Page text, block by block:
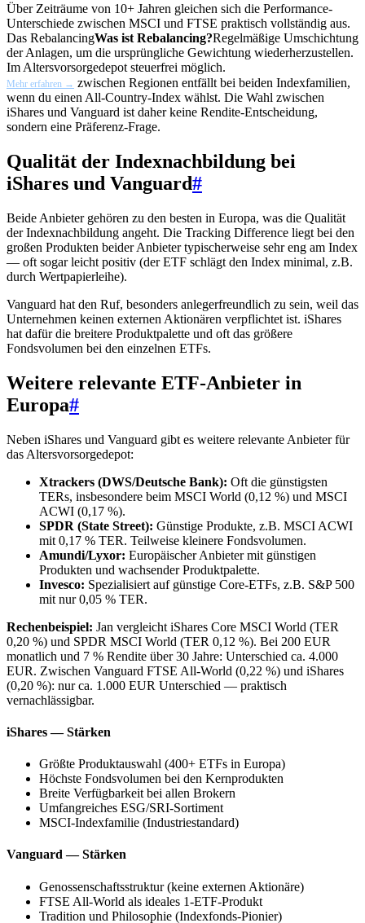
Über Zeiträume von 10+ Jahren gleichen sich die Performance-
Unterschiede zwischen MSCI und FTSE praktisch vollständig aus.
Das RebalancingWas ist Rebalancing?Regelmäßige Umschichtung
der Anlagen, um die ursprüngliche Gewichtung wiederherzustellen.
Im Altersvorsorgedepot steuerfrei möglich.
Mehr erfahren → zwischen Regionen entfällt bei beiden Indexfamilien,
wenn du einen All-Country-Index wählst. Die Wahl zwischen
iShares und Vanguard ist daher keine Rendite-Entscheidung,
sondern eine Präferenz-Frage.
Qualität der Indexnachbildung bei
iShares und Vanguard#
Beide Anbieter gehören zu den besten in Europa, was die Qualität
der Indexnachbildung angeht. Die Tracking Difference liegt bei den
großen Produkten beider Anbieter typischerweise sehr eng am Index
— oft sogar leicht positiv (der ETF schlägt den Index minimal, z.B.
durch Wertpapierleihe).
Vanguard hat den Ruf, besonders anlegerfreundlich zu sein, weil das
Unternehmen keinen externen Aktionären verpflichtet ist. iShares
hat dafür die breitere Produktpalette und oft das größere
Fondsvolumen bei den einzelnen ETFs.
Weitere relevante ETF-Anbieter in
Europa#
Neben iShares und Vanguard gibt es weitere relevante Anbieter für
das Altersvorsorgedepot:
Xtrackers (DWS/Deutsche Bank): Oft die günstigsten
TERs, insbesondere beim MSCI World (0,12 %) und MSCI
ACWI (0,17 %).
SPDR (State Street): Günstige Produkte, z.B. MSCI ACWI
mit 0,17 % TER. Teilweise kleinere Fondsvolumen.
Amundi/Lyxor: Europäischer Anbieter mit günstigen
Produkten und wachsender Produktpalette.
Invesco: Spezialisiert auf günstige Core-ETFs, z.B. S&P 500
mit nur 0,05 % TER.
Rechenbeispiel: Jan vergleicht iShares Core MSCI World (TER
0,20 %) und SPDR MSCI World (TER 0,12 %). Bei 200 EUR
monatlich und 7 % Rendite über 30 Jahre: Unterschied ca. 4.000
EUR. Zwischen Vanguard FTSE All-World (0,22 %) und iShares
(0,20 %): nur ca. 1.000 EUR Unterschied — praktisch
vernachlässigbar.
iShares — Stärken
Größte Produktauswahl (400+ ETFs in Europa)
Höchste Fondsvolumen bei den Kernprodukten
Breite Verfügbarkeit bei allen Brokern
Umfangreiches ESG/SRI-Sortiment
MSCI-Indexfamilie (Industriestandard)
Vanguard — Stärken
Genossenschaftsstruktur (keine externen Aktionäre)
FTSE All-World als ideales 1-ETF-Produkt
Tradition und Philosophie (Indexfonds-Pionier)